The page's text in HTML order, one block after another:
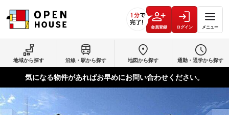
会員登録 ログイン メニュー
地域から探す 沿線・駅から探す 地図から探す 通勤・通学から探す
気になる物件があればお早めにお問い合わせください。